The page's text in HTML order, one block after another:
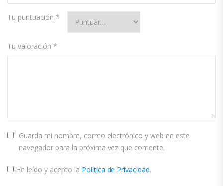
Tu puntuación *
Tu valoración *
Guarda mi nombre, correo electrónico y web en este
navegador para la próxima vez que comente.
He leído y acepto la Política de Privacidad.